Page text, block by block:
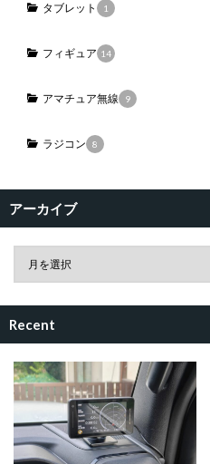
タブレット 1
フィギュア 14
アマチュア無線 9
ラジコン 8
アーカイブ
Recent